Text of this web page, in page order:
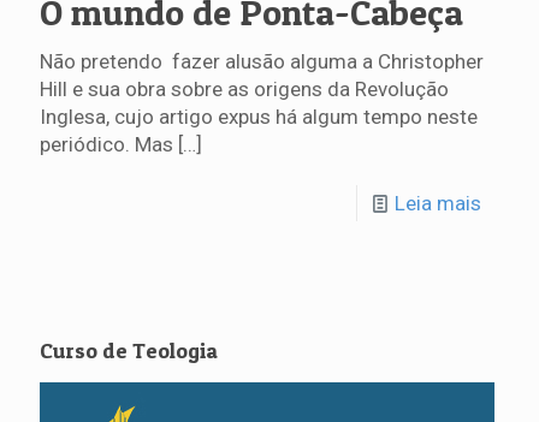
O mundo de Ponta-Cabeça
Não pretendo fazer alusão alguma a Christopher
Hill e sua obra sobre as origens da Revolução
Inglesa, cujo artigo expus há algum tempo neste
periódico. Mas […]
Leia mais
Curso de Teologia